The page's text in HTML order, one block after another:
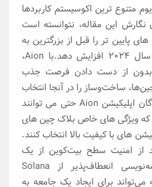
متنوع ترین اکوسیستم کاربردها
نگارش این مقاله، نتوانسته است
پایین تر را قبل از بزرگترین به
روز رسانی بعدی خود در سال 2024 افزایش دهد.با Aion،
بدون از دست دادن فرصت جذب
ساخت‌وساز را در آنجا انتخاب
کنند.در واقع، توسعه دهندگان اپلیکیشن Aion حتی می توانند
که ویژگی های خاص بلاک چین های
های با کیفیت بالا انتخاب کنند.
از امنیت سطح بیت‌کوین از یک
بلاک‌چین قدیمی‌تر، برنامه‌نویسی انعطاف‌پذیر از Solana
می‌تواند برای ایجاد یک جامعه به